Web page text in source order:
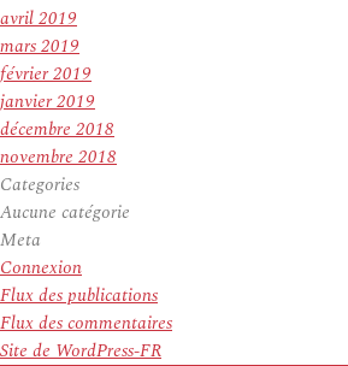
avril 2019
mars 2019
février 2019
janvier 2019
décembre 2018
novembre 2018
Categories
Aucune catégorie
Meta
Connexion
Flux des publications
Flux des commentaires
Site de WordPress-FR